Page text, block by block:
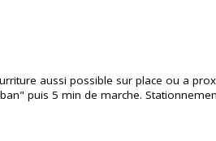
aussi possible sur place ou a
puis 5 min de marche.